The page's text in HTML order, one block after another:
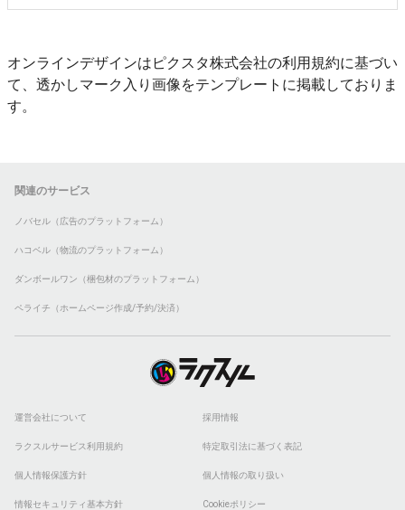
オンラインデザインはピクスタ株式会社の利用規約に基づい
て、透かしマーク入り画像をテンプレートに掲載しておりま
す。
関連のサービス
ノバセル（広告のプラットフォーム）
ハコベル（物流のプラットフォーム）
ダンボールワン（梱包材のプラットフォーム）
ペライチ（ホームページ作成/予約/決済）
運営会社について 採用情報
ラクスルサービス利用規約 特定取引法に基づく表記
個人情報保護方針 個人情報の取り扱い
情報セキュリティ基本方針 Cookieポリシー